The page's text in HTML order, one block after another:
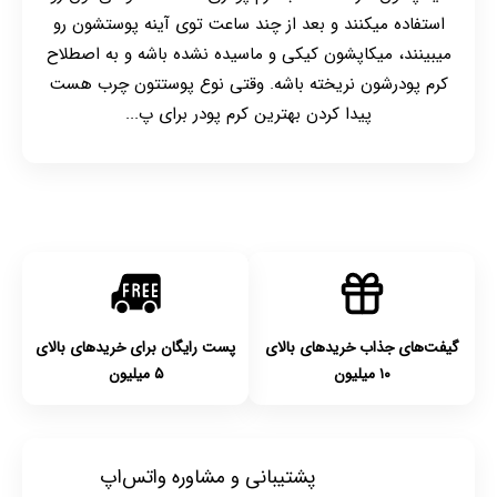
استفاده کنید.
این محصولات تکسچر کرمی دارن و این که ظاهر
نهاییشون مات یا براق باشه کاملا بستگی به این
داره که شما چه محصولی رو میپسندین و چه پالت
مناسبه این کار استفاده کنید.
این هم انواع متفاوت رژ لب هستش که با اون آشنا
استفاده میکنند و بعد از چند ساعت توی آینه پوستشون رو
میبینند، میکاپشون کیکی و ماسیده نشده باشه و به اصطلاح
کرم پودرشون نریخته باشه. وقتی نوع پوستتون چرب هست
پیدا کردن بهترین کرم پودر برای پ...
گیفت‌های جذاب خریدهای بالای
۱۰ میلیون
پست رایگان برای خریدهای بالای
۵ میلیون
پشتیبانی و مشاوره واتس‌اپ